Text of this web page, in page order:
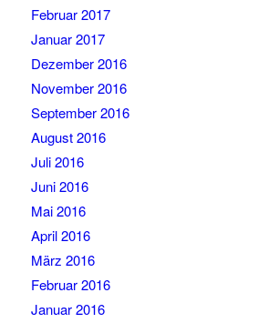
Februar 2017
Januar 2017
Dezember 2016
November 2016
September 2016
August 2016
Juli 2016
Juni 2016
Mai 2016
April 2016
März 2016
Februar 2016
Januar 2016